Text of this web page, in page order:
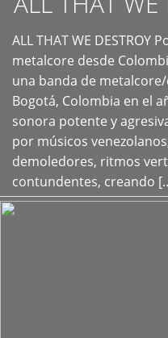
ALL THAT WE DESTROY
metalcore desde
una banda de
Bogotá, Colombia en el
sonora potente y
por músicos
demoledores, ritmos
contundentes, creando